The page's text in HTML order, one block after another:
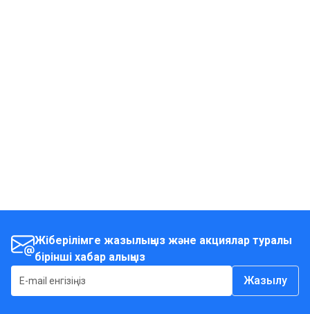
Жіберілімге жазылыңыз және акциялар туралы
бірінші хабар алыңыз
Жазылу